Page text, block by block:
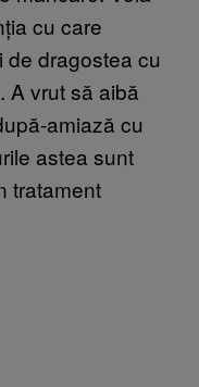
cu care
dragostea cu
A vrut să aibă
amiază cu
astea sunt
tratament